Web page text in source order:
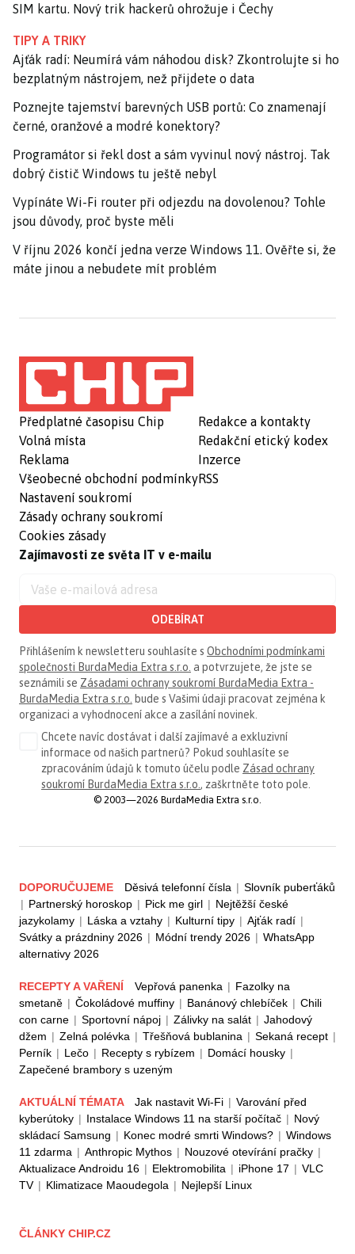
SIM kartu. Nový trik hackerů ohrožuje i Čechy
TIPY A TRIKY
Ajťák radí: Neumírá vám náhodou disk? Zkontrolujte si ho
bezplatným nástrojem, než přijdete o data
Poznejte tajemství barevných USB portů: Co znamenají
černé, oranžové a modré konektory?
Programátor si řekl dost a sám vyvinul nový nástroj. Tak
dobrý čistič Windows tu ještě nebyl
Vypínáte Wi-Fi router při odjezdu na dovolenou? Tohle
jsou důvody, proč byste měli
V říjnu 2026 končí jedna verze Windows 11. Ověřte si, že
máte jinou a nebudete mít problém
Předplatné časopisu Chip
Volná místa
Reklama
Všeobecné obchodní podmínky
Nastavení soukromí
Zásady ochrany soukromí
Cookies zásady
Redakce a kontakty
Redakční etický kodex
Inzerce
RSS
Zajímavosti ze světa IT v e-mailu
ODEBÍRAT
Přihlášením k newsletteru souhlasíte s Obchodními podmínkami
společnosti BurdaMedia Extra s.r.o. a potvrzujete, že jste se
seznámili se Zásadami ochrany soukromí BurdaMedia Extra -
BurdaMedia Extra s.r.o. bude s Vašimi údaji pracovat zejména k
organizaci a vyhodnocení akce a zasílání novinek.
Chcete navíc dostávat i další zajímavé a exkluzivní
informace od našich partnerů? Pokud souhlasíte se
zpracováním údajů k tomuto účelu podle Zásad ochrany
soukromí BurdaMedia Extra s.r.o. , zaškrtněte toto pole.
© 2003—2026 BurdaMedia Extra s.r.o.
DOPORUČUJEME Děsivá telefonní čísla | Slovník puberťáků
| Partnerský horoskop | Pick me girl | Nejtěžší české
jazykolamy | Láska a vztahy | Kulturní tipy | Ajťák radí |
Svátky a prázdniny 2026 | Módní trendy 2026 | WhatsApp
alternativy 2026
RECEPTY A VAŘENÍ Vepřová panenka | Fazolky na
smetaně | Čokoládové muffiny | Banánový chlebíček | Chili
con carne | Sportovní nápoj | Zálivky na salát | Jahodový
džem | Zelná polévka | Třešňová bublanina | Sekaná recept |
Perník | Lečo | Recepty s rybízem | Domácí housky |
Zapečené brambory s uzeným
AKTUÁLNÍ TÉMATA Jak nastavit Wi-Fi | Varování před
kyberútoky | Instalace Windows 11 na starší počítač | Nový
skládací Samsung | Konec modré smrti Windows? | Windows
11 zdarma | Anthropic Mythos | Nouzové otevírání pračky |
Aktualizace Androidu 16 | Elektromobilita | iPhone 17 | VLC
TV | Klimatizace Maoudegola | Nejlepší Linux
ČLÁNKY CHIP.CZ